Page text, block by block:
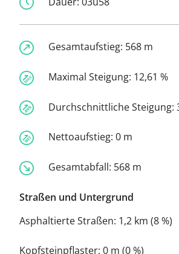
Gesamtaufstieg: 568 m
Maximal Steigung: 12,61 %
Durchschnittliche Steigung:
Nettoaufstieg: 0 m
Gesamtabfall: 568 m
Straßen und Untergrund
Asphaltierte Straßen: 1,2 km (8 %)
Kopfsteinpflaster: 0 m (0 %)